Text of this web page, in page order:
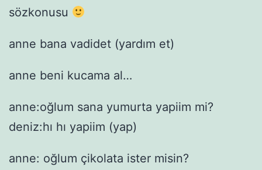
sözkonusu
anne bana vadidet (yardım et)
anne beni kucama al…
anne:oğlum sana yumurta yapiim mi?
deniz:hı hı yapiim (yap)
anne: oğlum çikolata ister misin?